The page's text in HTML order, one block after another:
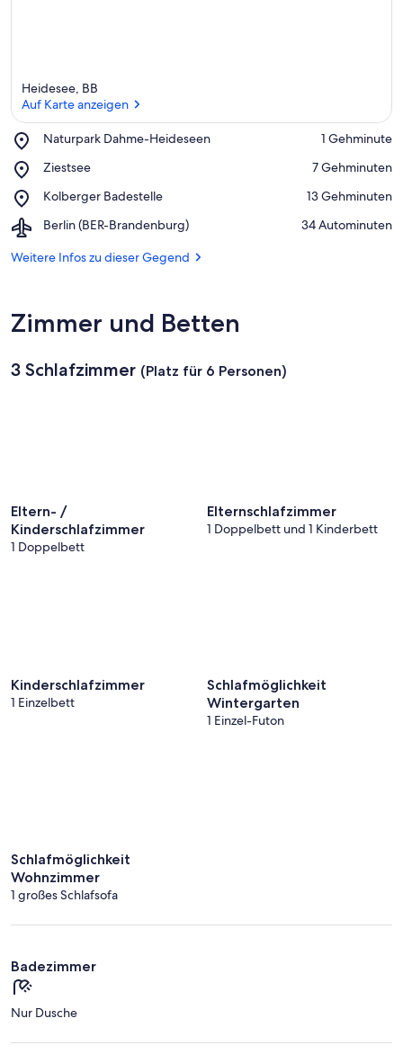
Heidesee, BB
Auf Karte anzeigen
Naturpark Dahme-Heideseen
Place,
Dahme-
‪1 Gehminute‬
Ziestsee
Place,
‪7 Gehminuten‬
Kolberger Badestelle
Place,
Badestelle
‪13 Gehminuten‬
Berlin (BER-Brandenburg)
Airport,
(BER-
‪34 Autominuten‬
Weitere Infos zu dieser Gegend
Zimmer und Betten
3 Schlafzimmer (Platz für 6 Personen)
Eltern- /
Kinderschlafzimmer
1 Doppelbett
Elternschlafzimmer
1 Doppelbett und 1 Kinderbett
Kinderschlafzimmer
1 Einzelbett
Schlafmöglichkeit
Wintergarten
1 Einzel-Futon
Schlafmöglichkeit
Wohnzimmer
1 großes Schlafsofa
Badezimmer
Nur Dusche